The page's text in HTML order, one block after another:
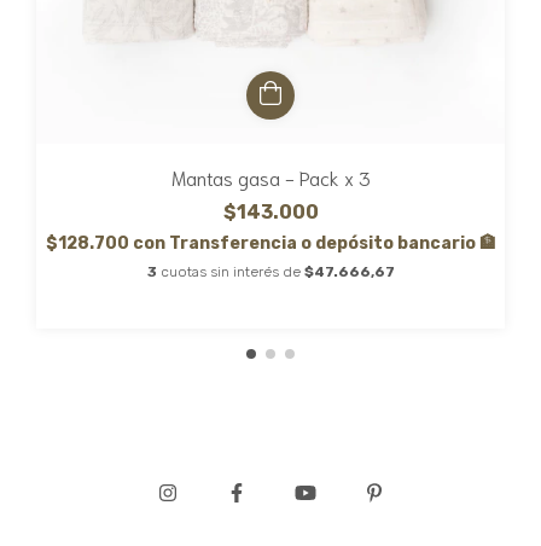
Mantas gasa - Pack x 3
$143.000
$128.700 con Transferencia o depósito bancario 🏦
3 cuotas sin interés de $47.666,67